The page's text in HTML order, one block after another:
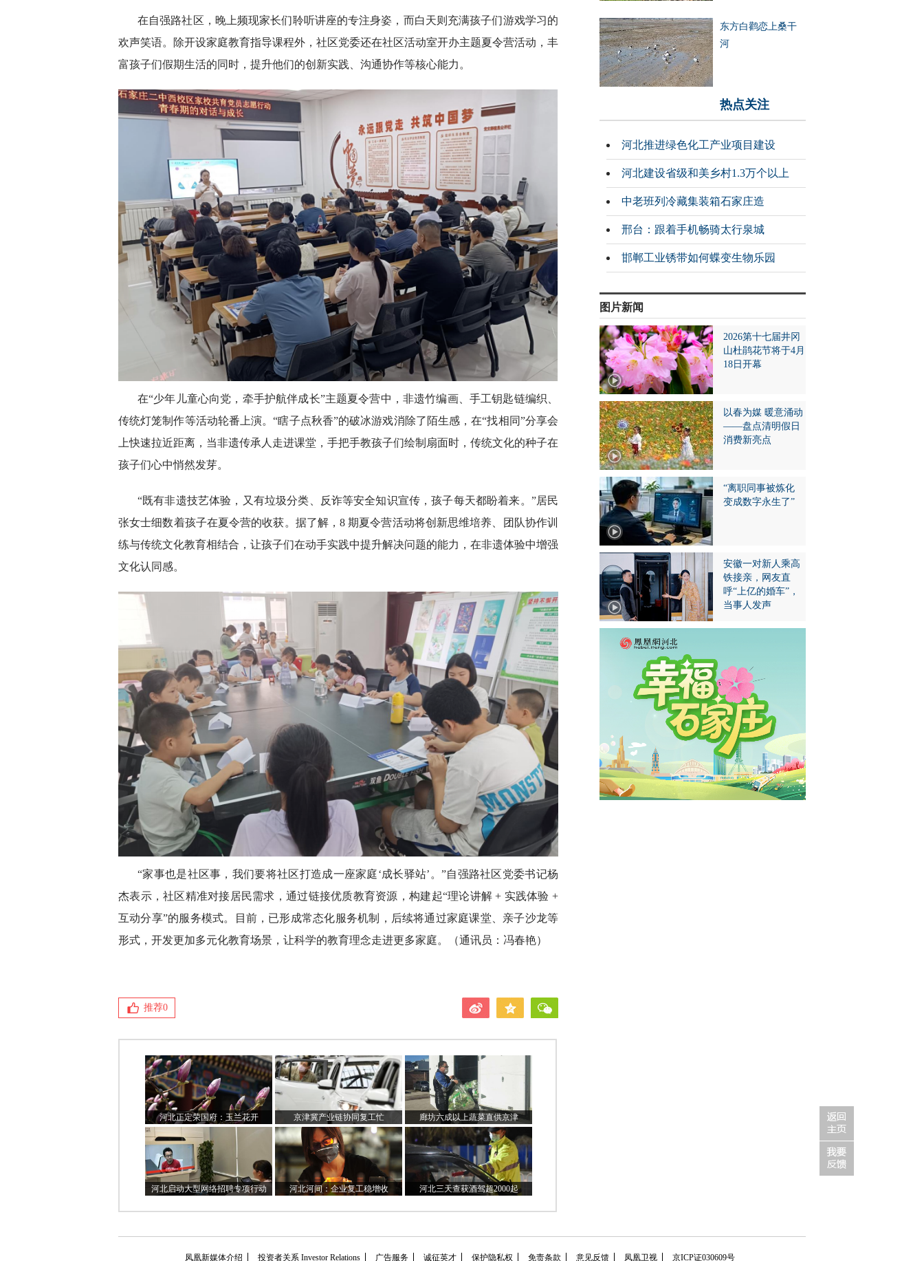
在自强路社区，晚上频现家长们聆听讲座的专注身姿，而白天则充满孩子们游戏学习的
欢声笑语。除开设家庭教育指导课程外，社区党委还在社区活动室开办主题夏令营活动，丰
富孩子们假期生活的同时，提升他们的创新实践、沟通协作等核心能力。
在“少年儿童心向党，牵手护航伴成长”主题夏令营中，非遗竹编画、手工钥匙链编织、
传统灯笼制作等活动轮番上演。“瞎子点秋香”的破冰游戏消除了陌生感，在“找相同”分享会
上快速拉近距离，当非遗传承人走进课堂，手把手教孩子们绘制扇面时，传统文化的种子在
孩子们心中悄然发芽。
“既有非遗技艺体验，又有垃圾分类、反诈等安全知识宣传，孩子每天都盼着来。”居民
张女士细数着孩子在夏令营的收获。据了解，8 期夏令营活动将创新思维培养、团队协作训
练与传统文化教育相结合，让孩子们在动手实践中提升解决问题的能力，在非遗体验中增强
文化认同感。
“家事也是社区事，我们要将社区打造成一座家庭‘成长驿站’。”自强路社区党委书记杨
杰表示，社区精准对接居民需求，通过链接优质教育资源，构建起“理论讲解 + 实践体验 +
互动分享”的服务模式。目前，已形成常态化服务机制，后续将通过家庭课堂、亲子沙龙等
形式，开发更加多元化教育场景，让科学的教育理念走进更多家庭。（通讯员：冯春艳）
推荐0
河北正定荣国府：玉兰花开 京津冀产业链协同复工忙 廊坊六成以上蔬菜直供京津​
河北启动大型网络招聘专项行动 河北河间：企业复工稳增收 河北三天查获酒驾超2000起
东方白鹳恋上桑干
河
热点关注
河北推进绿色化工产业项目建设
河北建设省级和美乡村1.3万个以上
中老班列冷藏集装箱石家庄造
邢台：跟着手机畅骑太行泉城
邯郸工业锈带如何蝶变生物乐园
图片新闻
2026第十七届井冈
山杜鹃花节将于4月
18日开幕
以春为媒 暖意涌动
——盘点清明假日
消费新亮点
“离职同事被炼化
变成数字永生了”
安徽一对新人乘高
铁接亲，网友直
呼“上亿的婚车”，
当事人发声
凤凰新媒体介绍 投资者关系 Investor Relations 广告服务 诚征英才 保护隐私权 免责条款 意见反馈 凤凰卫视 京ICP证030609号